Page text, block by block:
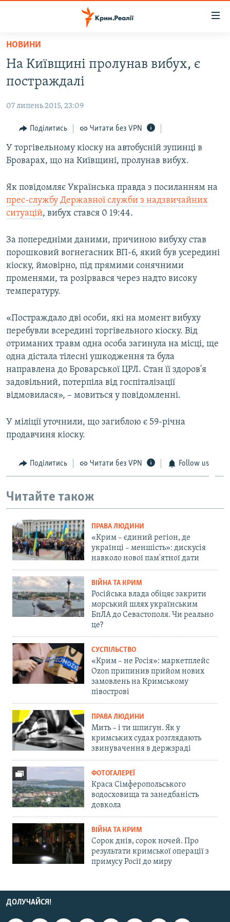
Перейти
основного
матеріалу
Перейти
до
навігації
Перейти
до
ВІДЕО ТА ФОТО
ПОЛІТИКА
БЛОГИ
ПОГЛЯД
ІНТЕРВ'Ю
ВСЕ ЗА ДЕНЬ
СПЕЦПРОЕКТИ
ДЕПОРТАЦІЯ
ВІДЕОУРОКИ «ELIFBE»
УКРАЇНСЬКА ПРОБЛЕМА КРИМУ
ІНФОГРАФІКА
ЯК ОБІЙТИ БЛОКУВАННЯ
Русский
Qırımtatar
ДОЛУЧАЙСЯ!
Усі сайти RFE/RL
НОВИНИ
На Київщині пролунав вибух, є
постраждалі
07 липень 2015, 23:09
Поділитись Читати без VPN
У торгівельному кіоску на автобусній зупинці в
Броварах, що на Київщині, пролунав вибух.
Як повідомляє Українська правда з посиланням на
прес-службу Державної служби з надзвичайних
ситуацій, вибух стався 0 19:44.
За попередніми даними, причиною вибуху став
порошковий вогнегасник ВП-6, який був усередині
кіоску, ймовірно, під прямими сонячними
променями, та розірвався через надто високу
температуру.
«Постраждало дві особи, які на момент вибуху
перебувли всередині торгівельного кіоску. Від
отриманих травм одна особа загинула на місці, ще
одна дістала тілесні ушкодження та була
направлена до Броварської ЦРЛ. Стан її здоров'я
задовільний, потерпіла від госпіталізації
відмовилася», – мовиться у повідомленні.
У міліції уточнили, що загиблою є 59-річна
продавчиня кіоску.
Поділитись Читати без VPN Follow us
Читайте також
ПРАВА ЛЮДИНИ
«Крим – єдиний регіон, де
українці – меншість»: дискусія
навколо нової пам'ятної дати
ВІЙНА ТА КРИМ
Російська влада обіцяє закрити
морський шлях українським
БпЛА до Севастополя. Чи реально
це?
СУСПІЛЬСТВО
«Крим – не Росія»: маркетплейс
Ozon припинив прийом нових
замовлень на Кримському
півострові
ПРАВА ЛЮДИНИ
Мить – і ти шпигун. Як у
кримських судах розглядають
звинувачення в держзраді
ФОТОГАЛЕРЕЇ
Краса Сімферопольського
водосховища та занедбаність
довкола
ВІЙНА ТА КРИМ
Сорок днів, сорок ночей. Про
результати кримської операції з
примусу Росії до миру
ДОЛУЧАЙСЯ!